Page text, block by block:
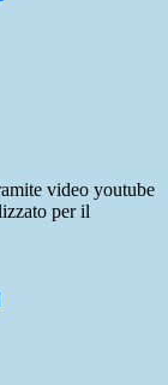
video youtube
per il